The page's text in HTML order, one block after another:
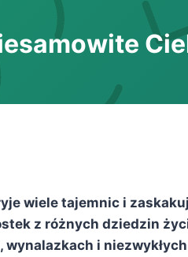
wiele tajemnic i
z różnych dziedzin
wynalazkach i